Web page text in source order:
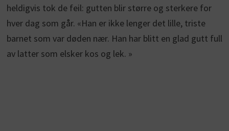
heldigvis tok de feil: gutten blir større og sterkere for
hver dag som går. «Han er ikke lenger det lille, triste
barnet som var døden nær. Han har blitt en glad gutt full
av latter som elsker kos og lek. »